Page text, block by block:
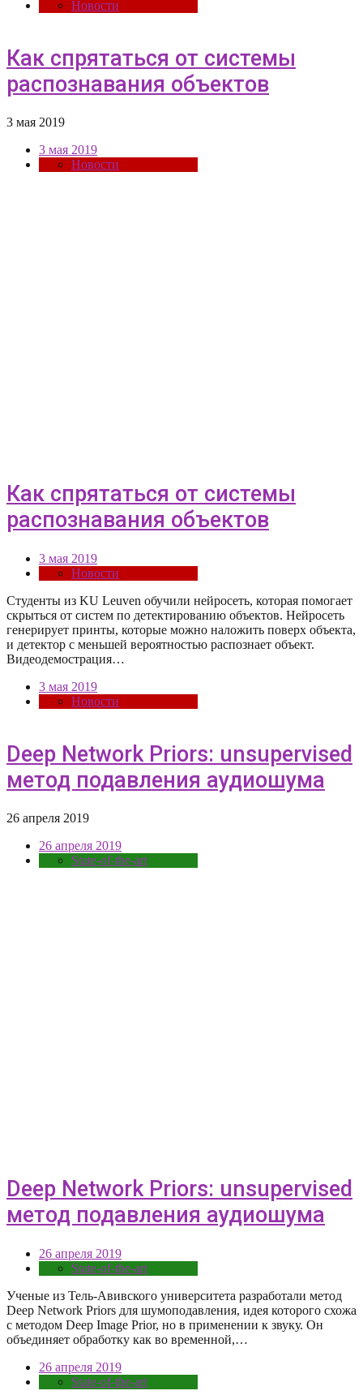
Новости
Как спрятаться от системы
распознавания объектов
3 мая 2019
3 мая 2019
Новости
Как спрятаться от системы
распознавания объектов
3 мая 2019
Новости
Студенты из KU Leuven обучили нейросеть, которая помогает
скрыться от систем по детектированию объектов. Нейросеть
генерирует принты, которые можно наложить поверх объекта,
и детектор с меньшей вероятностью распознает объект.
Видеодемострация…
3 мая 2019
Новости
Deep Network Priors: unsupervised
метод подавления аудиошума
26 апреля 2019
26 апреля 2019
State-of-the-art
Deep Network Priors: unsupervised
метод подавления аудиошума
26 апреля 2019
State-of-the-art
Ученые из Тель-Авивского университета разработали метод
Deep Network Priors для шумоподавления, идея которого схожа
с методом Deep Image Prior, но в применении к звуку. Он
объединяет обработку как во временной,…
26 апреля 2019
State-of-the-art